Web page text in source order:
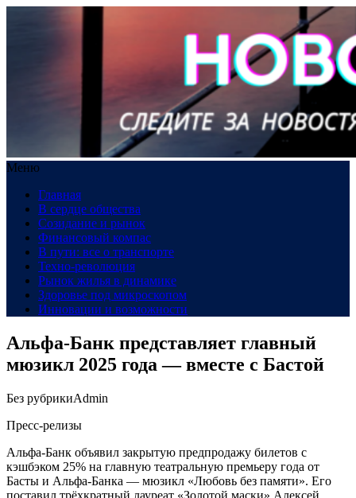
Меню
Главная
В сердце общества
Созидание и рынок
Финансовый компас
В пути: все о транспорте
Техно-революция
Рынок жилья в динамике
Здоровье под микроскопом
Инновации и возможности
Альфа-Банк представляет главный
мюзикл 2025 года — вместе с Бастой
Без рубрикиAdmin
Пресс-релизы
Альфа-Банк объявил закрытую предпродажу билетов с
кэшбэком 25% на главную театральную премьеру года от
Басты и Альфа-Банка — мюзикл «Любовь без памяти». Его
поставил трёхкратный лауреат «Золотой маски» Алексей